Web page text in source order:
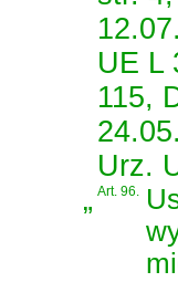
UE L
115,
Urz.
„Art. 96.